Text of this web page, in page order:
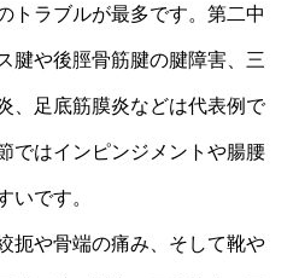
トラブルが最多です。第二中
腱や後脛骨筋腱の腱障害、三
、足底筋膜炎などは代表例で
ではインピンジメントや腸腰
いです。
扼や骨端の痛み、そして靴や